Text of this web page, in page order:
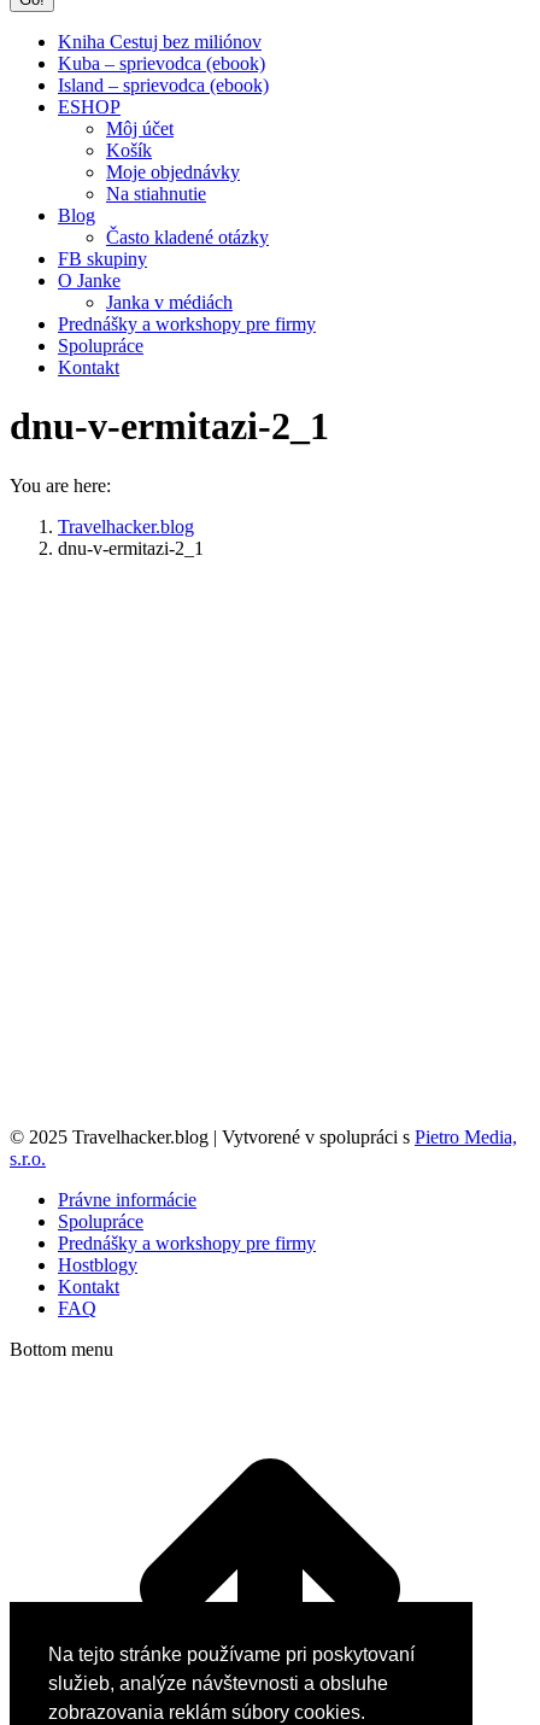
Na tejto stránke používame pri poskytovaní
služieb, analýze návštevnosti a obsluhe
zobrazovania reklám súbory cookies.
Kniha Cestuj bez miliónov
Kuba – sprievodca (ebook)
Island – sprievodca (ebook)
ESHOP
Môj účet
Košík
Moje objednávky
Na stiahnutie
Blog
Často kladené otázky
FB skupiny
O Janke
Janka v médiách
Prednášky a workshopy pre firmy
Spolupráce
Kontakt
dnu-v-ermitazi-2_1
You are here:
Travelhacker.blog
dnu-v-ermitazi-2_1
© 2025 Travelhacker.blog | Vytvorené v spolupráci s Pietro Media,
s.r.o.
Právne informácie
Spolupráce
Prednášky a workshopy pre firmy
Hostblogy
Kontakt
FAQ
Bottom menu